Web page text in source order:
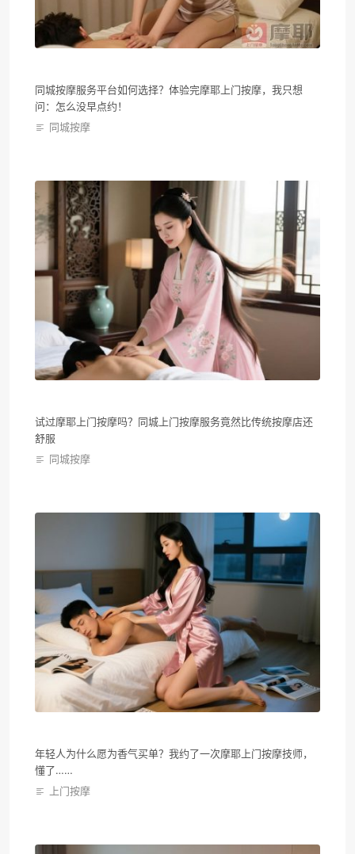
同城按摩服务平台如何选择？体验完摩耶上门按摩，我只想
问：怎么没早点约！
同城按摩
试过摩耶上门按摩吗？同城上门按摩服务竟然比传统按摩店还
舒服
同城按摩
年轻人为什么愿为香气买单？我约了一次摩耶上门按摩技师，
懂了……
上门按摩